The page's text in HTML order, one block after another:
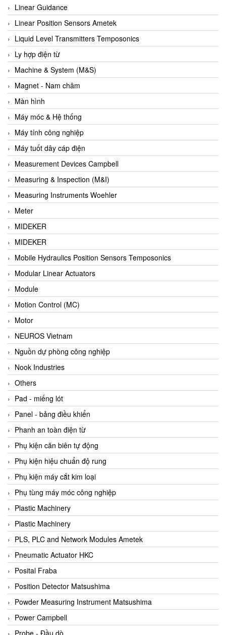
Axiomtek
AZBIL
B&C Electronics
B&R
Babcok wilcox
Baelz Automatic Vietnam
Bahr Modultechnik Vietnam
Balluff
BamBo Vietnam
Barel Vietnam
Barksdale
Bartec
Basco
Baumer
Baumuller Vietnam
Baykee
BBC Bircher Smart Access
BCS ITALY
BEA SENSORS
Beacon Extender
Beckhoff
Bedook
Bei Sensor
Beijer
Beinlich-pumps
Beka
BEKO
Belimo
Benetech Vietnam
Bently Nevada
Bentone Vietnam
Bernstein Vietnam
Berthold
Bestech
Bestech
BETA
Bifold
Bihl+wiedemann
Bihl+wiedemann
Bilz
Binder Connector
Linear Guidance
Linear Position Sensors Ametek
Liquid Level Transmitters Temposonics
Ly hợp điện từ
Machine & System (M&S)
Magnet - Nam châm
Màn hình
Máy móc & Hệ thống
Máy tính công nghiệp
Máy tuốt dây cáp điện
Measurement Devices Campbell
Measuring & Inspection (M&I)
Measuring Instruments Woehler
Meter
MIDEKER
MIDEKER
Mobile Hydraulics Position Sensors Temposonics
Modular Linear Actuators
Module
Motion Control (MC)
Motor
NEUROS Vietnam
Nguồn dự phòng công nghiệp
Nook Industries
Others
Pad - miếng lót
Panel - bảng điều khiển
Phanh an toàn điện từ
Phụ kiện căn biên tự động
Phụ kiện hiệu chuẩn độ rung
Phụ kiện máy cắt kim loại
Phụ tùng máy móc công nghiệp
Plastic Machinery
Plastic Machinery
PLS, PLC and Network Modules Ametek
Pneumatic Actuator HKC
Posital Fraba
Position Detector Matsushima
Powder Measuring Instrument Matsushima
Power Campbell
Probe - Đầu dò